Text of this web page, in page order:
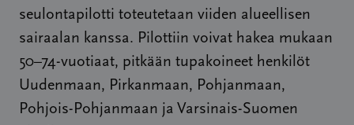
seulontapilotti toteutetaan viiden alueellisen
sairaalan kanssa. Pilottiin voivat hakea mukaan
50–74-vuotiaat, pitkään tupakoineet henkilöt
Uudenmaan, Pirkanmaan, Pohjanmaan,
Pohjois-Pohjanmaan ja Varsinais-Suomen